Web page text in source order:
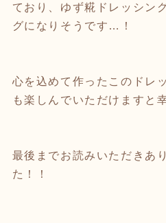
ており、ゆず糀ドレッシン
グになりそうです…！
心を込めて作ったこのドレ
も楽しんでいただけますと
最後までお読みいただきあ
た！！